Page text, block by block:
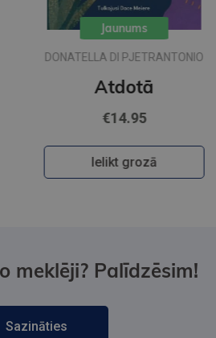
Jaunums
DI PJETRANTONIO
meklēji? Palīdzēsim!
Sazināties